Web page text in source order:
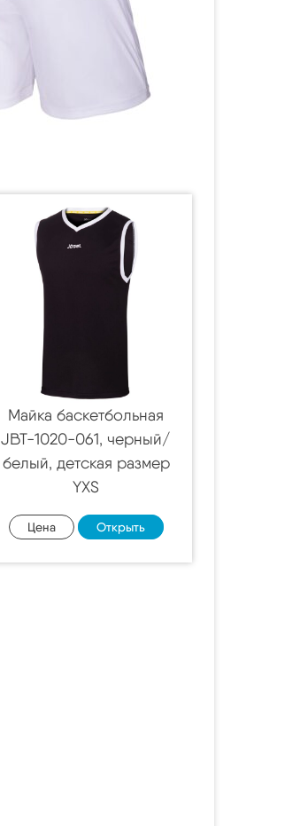
Майка баскетбольная
JBT-1020-061, черный/
белый, детская размер
YXS
Цена Открыть